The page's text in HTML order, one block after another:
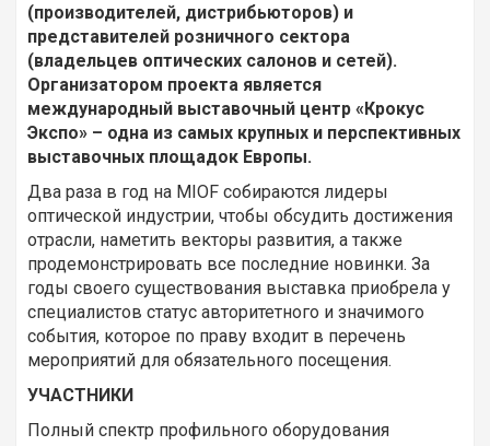
(производителей, дистрибьюторов) и
представителей розничного сектора
(владельцев оптических салонов и сетей).
Организатором проекта является
международный выставочный центр «Крокус
Экспо» – одна из самых крупных и перспективных
выставочных площадок Европы.
Два раза в год на MIOF собираются лидеры
оптической индустрии, чтобы обсудить достижения
отрасли, наметить векторы развития, а также
продемонстрировать все последние новинки. За
годы своего существования выставка приобрела у
специалистов статус авторитетного и значимого
события, которое по праву входит в перечень
мероприятий для обязательного посещения.
УЧАСТНИКИ
Полный спектр профильного оборудования